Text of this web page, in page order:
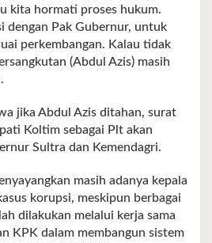
kita hormati proses hukum.
dengan Pak Gubernur, untuk
perkembangan. Kalau tidak
(Abdul Azis) masih
jika Abdul Azis ditahan, surat
Koltim sebagai Plt akan
Sultra dan Kemendagri.
masih adanya kepala
korupsi, meskipun berbagai
dilakukan melalui kerja sama
KPK dalam membangun sistem